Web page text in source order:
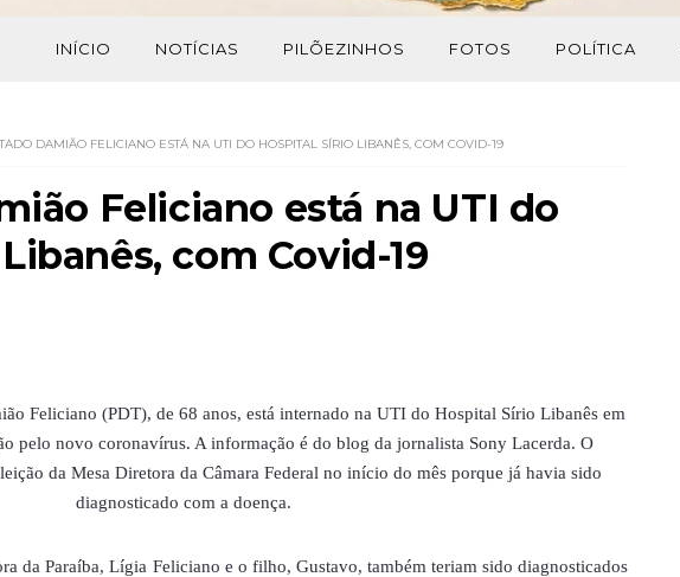
INÍCIO NOTÍCIAS PILÕEZINHOS FOTOS POLÍTICA
DAMIÃO FELICIANO ESTÁ NA UTI DO HOSPITAL SÍRIO LIBANÊS, COM COVID-19
Feliciano está na UTI do
com Covid-19
Feliciano (PDT), de 68 anos, está internado na UTI do Hospital Sírio Libanês em
pelo novo coronavírus. A informação é do blog da jornalista Sony Lacerda. O
da Mesa Diretora da Câmara Federal no início do mês porque já havia sido
diagnosticado com a doença.
da Paraíba, Lígia Feliciano e o filho, Gustavo, também teriam sido diagnosticados